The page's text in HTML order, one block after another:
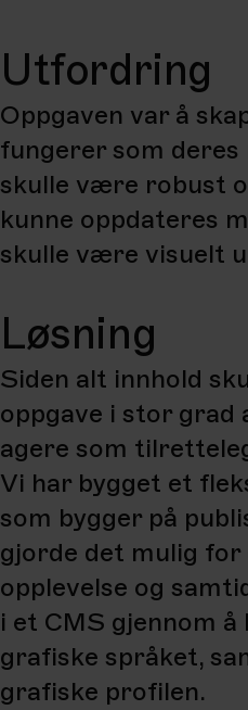
Utfordring
Oppgaven var å
fungerer som
skulle være robust
kunne oppdateres
skulle være visuelt
Løsning
Siden alt innhold
oppgave i stor grad
agere som
Vi har bygget et
som bygger på
gjorde det mulig for
opplevelse og
i et CMS gjennom
grafiske språket,
grafiske profilen.